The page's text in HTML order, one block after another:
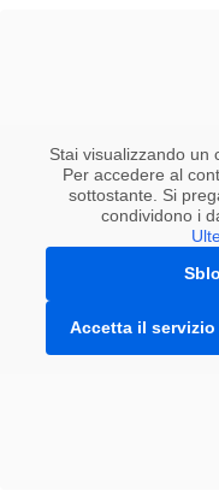
Stai visualizzando un
Per accedere al
sottostante. Si
condividono i
Accetta il